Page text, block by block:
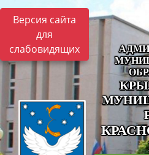
Версия сайта
для
слабовидящих